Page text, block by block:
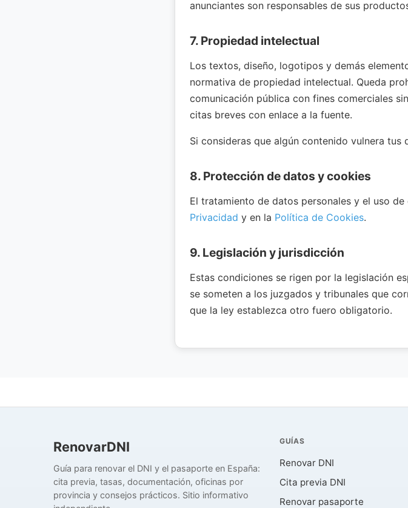
anunciantes son responsables de sus
7. Propiedad intelectual
Los textos, diseño, logotipos y demás
normativa de propiedad intelectual. Queda
comunicación pública con fines comerciales
citas breves con enlace a la fuente.
Si consideras que algún contenido vulnera tus
8. Protección de datos y cookies
El tratamiento de datos personales y el uso
Privacidad y en la Política de Cookies.
9. Legislación y jurisdicción
Estas condiciones se rigen por la legislación
se someten a los juzgados y tribunales que
que la ley establezca otro fuero obligatorio.
RenovarDNI
Guía para renovar el DNI y el pasaporte en España:
cita previa, tasas, documentación, oficinas por
provincia y consejos prácticos. Sitio informativo
GUÍAS
Renovar DNI
Cita previa DNI
Renovar pasaporte